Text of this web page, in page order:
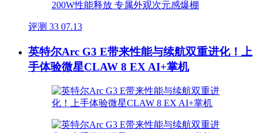
评测 33 07.13
英特尔Arc G3 E带来性能与续航双重进化！上
手体验微星CLAW 8 EX AI+掌机